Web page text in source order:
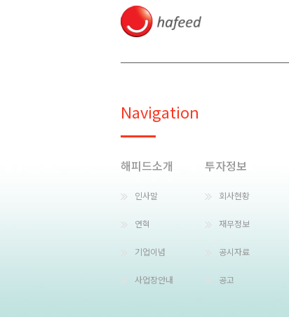
Navigation
해피드소개
인사말
연혁
기업이념
사업장안내
투자정보
회사현황
재무정보
공시자료
공고